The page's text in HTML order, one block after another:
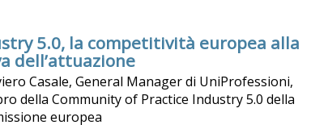
5.0, la competitività europea alla
dell’attuazione
Casale, General Manager di UniProfessioni,
della Community of Practice Industry 5.0 della
europea